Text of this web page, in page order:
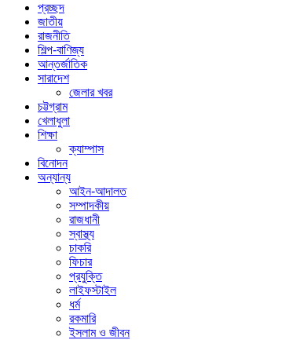
প্রচ্ছদ
জাতীয়
রাজনীতি
শিল্প-বাণিজ্য
আন্তর্জাতিক
সারাদেশ
জেলার খবর
চট্টগ্রাম
খেলাধুলা
শিক্ষা
ক্যাম্পাস
বিনোদন
অন্যান্য
আইন-আদালত
সম্পাদকীয়
রাজধানী
স্বাস্থ্য
চাকরি
ফিচার
প্রযুক্তি
লাইফস্টাইল
ধর্ম
রকমারি
ইসলাম ও জীবন